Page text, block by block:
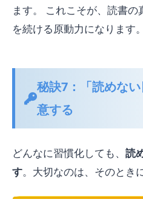
ます。 これこそが、読書
を続ける原動力になります。
秘訣7：「読めな
意する
どんなに習慣化しても、 読
す。大切なのは、そのとき